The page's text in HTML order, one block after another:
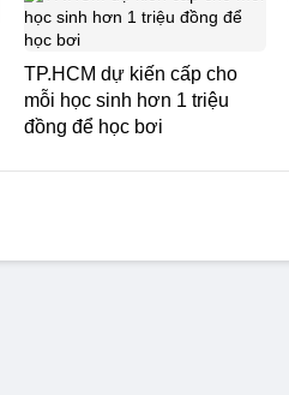
TP.HCM dự kiến cấp cho
mỗi học sinh hơn 1 triệu
đồng để học bơi